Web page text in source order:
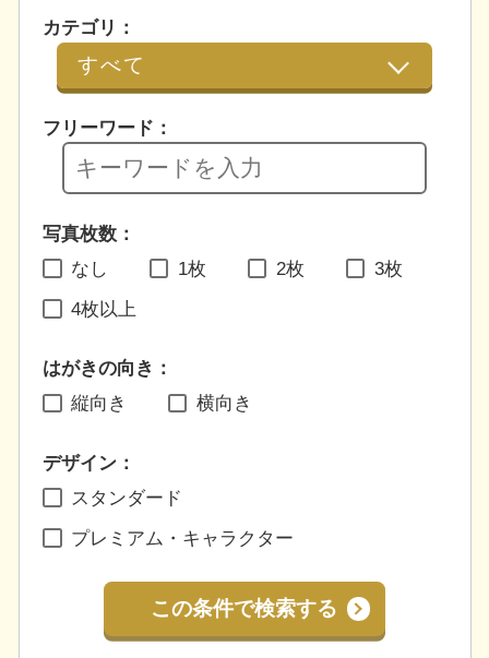
カテゴリ：
フリーワード：
写真枚数：
なし
1枚 2枚 3枚
4枚以上
はがきの向き：
縦向き
横向き
デザイン：
スタンダード
プレミアム・キャラクター
この条件で検索する